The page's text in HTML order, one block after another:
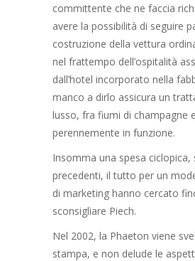
committente che ne faccia
avere la possibilità di seguire
costruzione della vettura
nel frattempo dell’ospitalità
dall’hotel incorporato nella
manco a dirlo assicura un
lusso, fra fiumi di champagne
perennemente in funzione.
Insomma una spesa ciclopica,
precedenti, il tutto per un
di marketing hanno cercato
sconsigliare Piech.
Nel 2002, la Phaeton viene
stampa, e non delude le